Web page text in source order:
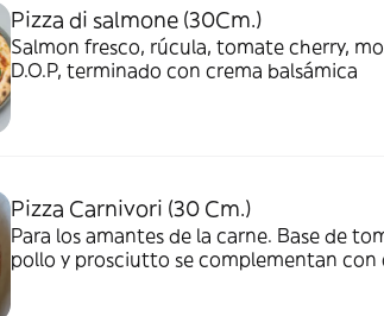
Pizza di salmone (30Cm.)
Salmon fresco, rúcula, tomate cherry,
D.O.P, terminado con crema balsámica
Pizza Carnivori (30 Cm.)
Para los amantes de la carne. Base de
pollo y prosciutto se complementan con